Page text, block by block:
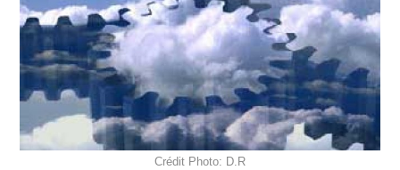
Crédit Photo: D.R